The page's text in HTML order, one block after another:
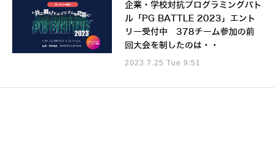
企業・学校対抗プログラミングバト
ル「PG BATTLE 2023」エント
リー受付中 378チーム参加の前
回大会を制したのは・・
2023.7.25 Tue 9:51